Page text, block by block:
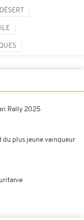
DÉSERT
Rally 2025
du plus jeune vainqueur